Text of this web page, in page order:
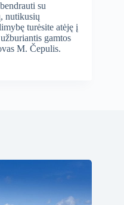
su
nutikusių
turėsite atėję į
gamtos
M. Čepulis.